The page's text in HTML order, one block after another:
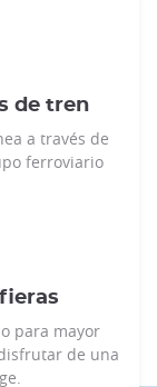
de tren
a través de
ferroviario
para mayor
de una